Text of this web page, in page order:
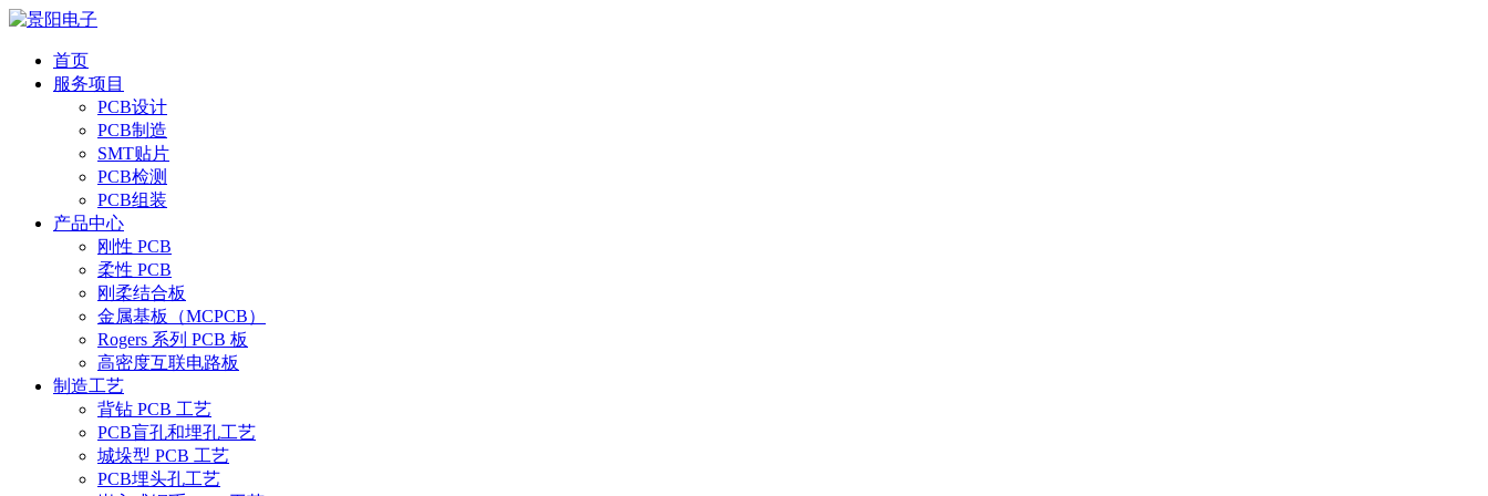
首页
服务项目
PCB设计
PCB制造
SMT贴片
PCB检测
PCB组装
产品中心
刚性 PCB
柔性 PCB
刚柔结合板
金属基板（MCPCB）
Rogers 系列 PCB 板
高密度互联电路板
制造工艺
背钻 PCB 工艺
PCB盲孔和埋孔工艺
城垛型 PCB 工艺
PCB埋头孔工艺